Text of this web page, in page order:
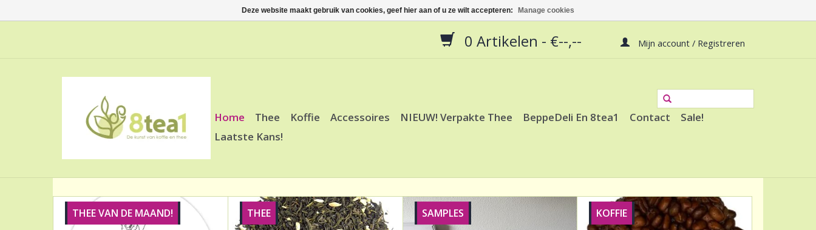
0 Artikelen - €--,-- Mijn account / Registreren
Home Thee Koffie Accessoires NIEUW! Verpakte Thee BeppeDeli En 8tea1 Contact
Sale!
Laatste Kans!
THEE VAN DE MAAND! THEE SAMPLES KOFFIE
Deze website maakt gebruik van cookies, geef hier aan of u ze wilt accepteren: Manage cookies